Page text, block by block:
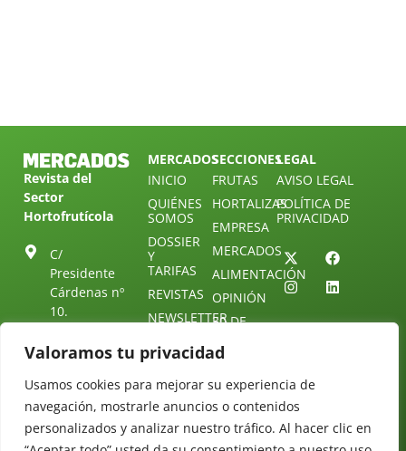
Valoramos tu privacidad
Usamos cookies para mejorar su experiencia de
navegación, mostrarle anuncios o contenidos
personalizados y analizar nuestro tráfico. Al hacer clic en
Revista del
Sector
Hortofrutícola
C/
Presidente
Cárdenas nº
10.
Sevilla.
Tel: (+34) 954
25 88 51
redaccion@revistamercados.com
MERCADOS
INICIO
QUIÉNES
SOMOS
DOSSIER
Y
TARIFAS
REVISTAS
NEWSLETTER
NUESTRO
TELEGRAM
SECCIONES
FRUTAS
HORTALIZAS
EMPRESA
MERCADOS
ALIMENTACIÓN
OPINIÓN
30 DE
DIRECTORIO
LEGAL
AVISO LEGAL
POLÍTICA DE
PRIVACIDAD
Starenlared